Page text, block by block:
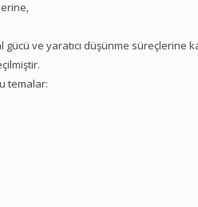
ve yaratıcı düşünme süreçlerine
temalar: